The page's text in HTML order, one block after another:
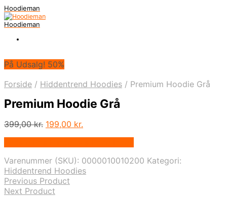
Hoodieman
Hoodieman
På Udsalg! 50%
Forside / Hiddentrend Hoodies / Premium Hoodie Grå
Premium Hoodie Grå
399,00kr. Den
399,00 kr..
199,00 kr.
199,00 kr..
Varenummer (SKU): 0000010010200 Kategori:
Hiddentrend Hoodies
Previous Product
Next Product